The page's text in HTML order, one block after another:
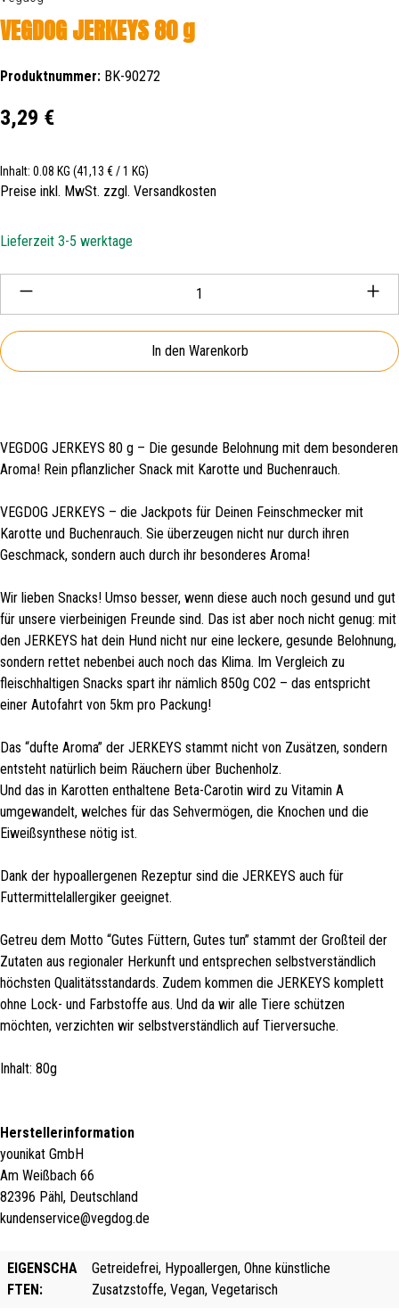
VEGDOG JERKEYS 80 g
Produktnummer: BK-90272
Regulärer Preis:
3,29 €
Inhalt: 0.08 KG (41,13 € / 1 KG)
Preise inkl. MwSt. zzgl. Versandkosten
Lieferzeit 3-5 werktage
Produkt Anzahl: Gib den gewünschten Wert ein oder
In den Warenkorb
VEGDOG JERKEYS 80 g – Die gesunde Belohnung mit dem besonderen
Aroma! Rein pflanzlicher Snack mit Karotte und Buchenrauch.
VEGDOG JERKEYS – die Jackpots für Deinen Feinschmecker mit
Karotte und Buchenrauch. Sie überzeugen nicht nur durch ihren
Geschmack, sondern auch durch ihr besonderes Aroma!
Wir lieben Snacks! Umso besser, wenn diese auch noch gesund und gut
für unsere vierbeinigen Freunde sind. Das ist aber noch nicht genug: mit
den JERKEYS hat dein Hund nicht nur eine leckere, gesunde Belohnung,
sondern rettet nebenbei auch noch das Klima. Im Vergleich zu
fleischhaltigen Snacks spart ihr nämlich 850g CO2 – das entspricht
einer Autofahrt von 5km pro Packung!
Das “dufte Aroma” der JERKEYS stammt nicht von Zusätzen, sondern
entsteht natürlich beim Räuchern über Buchenholz.
Und das in Karotten enthaltene Beta-Carotin wird zu Vitamin A
umgewandelt, welches für das Sehvermögen, die Knochen und die
Eiweißsynthese nötig ist.
Dank der hypoallergenen Rezeptur sind die JERKEYS auch für
Futtermittelallergiker geeignet.
Getreu dem Motto “Gutes Füttern, Gutes tun” stammt der Großteil der
Zutaten aus regionaler Herkunft und entsprechen selbstverständlich
höchsten Qualitätsstandards. Zudem kommen die JERKEYS komplett
ohne Lock- und Farbstoffe aus. Und da wir alle Tiere schützen
möchten, verzichten wir selbstverständlich auf Tierversuche.
Inhalt: 80g
Herstellerinformation
younikat GmbH
Am Weißbach 66
82396 Pähl, Deutschland
kundenservice@vegdog.de
EIGENSCHA
FTEN:
Getreidefrei, Hypoallergen, Ohne künstliche
Zusatzstoffe, Vegan, Vegetarisch